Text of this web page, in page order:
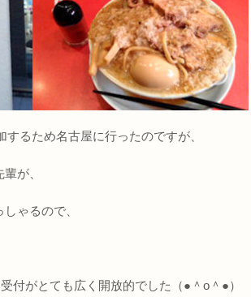
るため名古屋に行ったのですが、
が、
ゃるので、
付がとても広く開放的でした（●＾o＾●）